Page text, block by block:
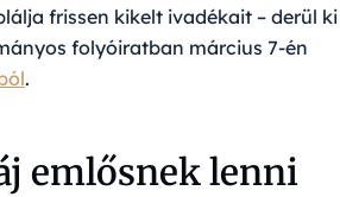
frissen kikelt ivadékait – derül ki
folyóiratban március 7-én
.
emlősnek lenni